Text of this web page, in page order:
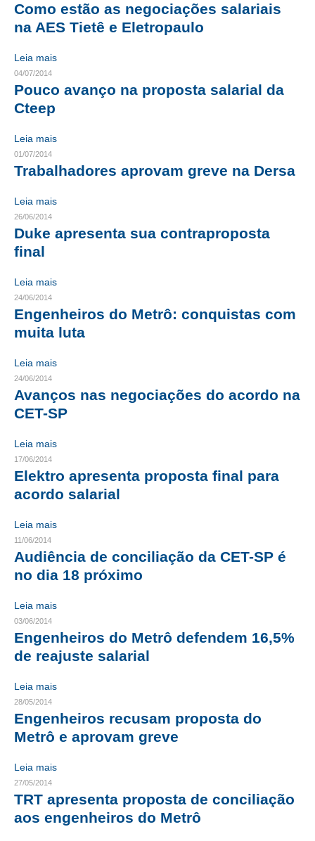
COMPOSIÇÃO
CONSELHOS ASSESSORES
PERSONALIDADES DA TECNOLOGIA
NÚCLEO DA MULHER ENGENHEIRA
JURÍDICO
CONSULTORIA
ACORDOS, CONVENÇÕES E DISSÍDIOS
CONTRIBUIÇÕES
CONTRIBUIÇÃO ASSOCIATIVA OU ANUIDADE DE SÓCIO
CONTRIBUIÇÃO SINDICAL URBANA
FGTS EXPURGOS
FGTS CORREÇÃO
LEI 5.194/1966 – REGULAMENTAÇÃO DA PROFISSÃO
LEI 6.496/1977 – ART
RES 1.002/2002 – CÓDIGO DE ÉTICA
HOMOLOGAÇÕES
PISO SALARIAL
FIQUE POR DENTRO
EMPREGO E ESTÁGIO
AUTÔNOMOS E SERVIÇOS
Como estão as negociações salariais
na AES Tietê e Eletropaulo
Leia mais
04/07/2014
Pouco avanço na proposta salarial da
Cteep
Leia mais
01/07/2014
Trabalhadores aprovam greve na Dersa
Leia mais
26/06/2014
Duke apresenta sua contraproposta
final
Leia mais
24/06/2014
Engenheiros do Metrô: conquistas com
muita luta
Leia mais
24/06/2014
Avanços nas negociações do acordo na
CET-SP
Leia mais
17/06/2014
Elektro apresenta proposta final para
acordo salarial
Leia mais
11/06/2014
Audiência de conciliação da CET-SP é
no dia 18 próximo
Leia mais
03/06/2014
Engenheiros do Metrô defendem 16,5%
de reajuste salarial
Leia mais
28/05/2014
Engenheiros recusam proposta do
Metrô e aprovam greve
Leia mais
27/05/2014
TRT apresenta proposta de conciliação
aos engenheiros do Metrô